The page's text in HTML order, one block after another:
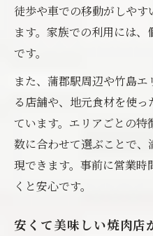
徒歩や車での移動がしや
ます。家族での利用には
です。
また、蒲郡駅周辺や竹島
る店舗や、地元食材を使
ています。エリアごとの
数に合わせて選ぶことで
現できます。事前に営業
くと安心です。
安くて美味しい焼肉店